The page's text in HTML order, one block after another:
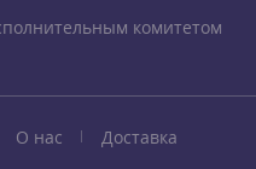
комитетом
О нас
Доставка